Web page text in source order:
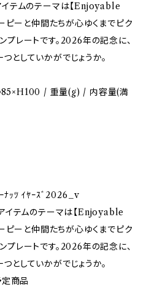
テムのテーマは【Enjoyable
ーと仲間たちが心ゆくまでピク
プレートです。2026年の記念に、
としていかがでじょうか。
/ 重量(g) / 内容量(満
ｯﾂ ｲﾔｰｽﾞ2026_v
イテムのテーマは【Enjoyable
ーと仲間たちが心ゆくまでピク
プレートです。2026年の記念に、
としていかがでじょうか。
商品